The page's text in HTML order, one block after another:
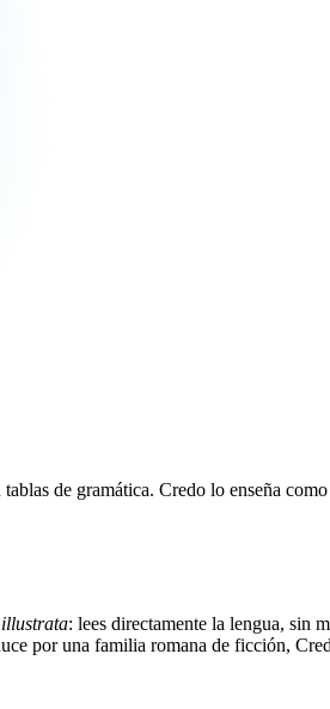
de gramática. Credo lo enseña
: lees directamente la lengua, sin
por una familia romana de ficción,